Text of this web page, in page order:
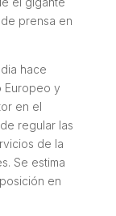
prensa en
hace
Europeo y
en el
regular las
de la
Se estima
en